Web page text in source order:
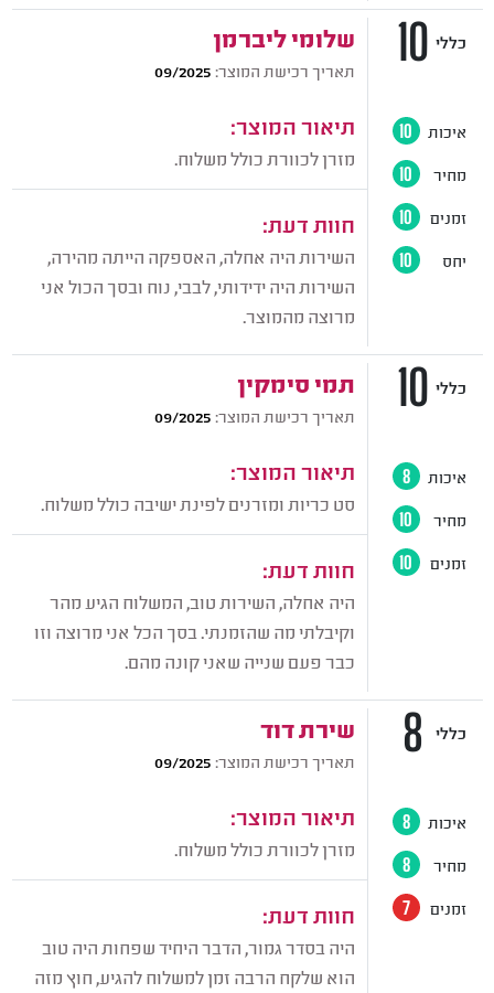
שלומי ליברמן
תאריך רכישת המוצר: 09/2025
תיאור המוצר:
מזרן לכוורת כולל משלוח.
חוות דעת:
השירות היה אחלה, האספקה הייתה מהירה,
השירות היה ידידותי, לבבי, נוח ובסך הכול אני
מרוצה מהמוצר.
10 כללי
איכות 10
מחיר 10
זמנים 10
יחס 10
תמי סימקין
תאריך רכישת המוצר: 09/2025
תיאור המוצר:
סט כריות ומזרנים לפינת ישיבה כולל משלוח.
חוות דעת:
היה אחלה, השירות טוב, המשלוח הגיע מהר
וקיבלתי מה שהזמנתי. בסך הכל אני מרוצה וזו
כבר פעם שנייה שאני קונה מהם.
10 כללי
איכות 8
מחיר 10
זמנים 10
שירת דוד
תאריך רכישת המוצר: 09/2025
תיאור המוצר:
מזרן לכוורת כולל משלוח.
חוות דעת:
היה בסדר גמור, הדבר היחיד שפחות היה טוב
הוא שלקח הרבה זמן למשלוח להגיע, חוץ מזה
8 כללי
איכות 8
מחיר 8
זמנים 7